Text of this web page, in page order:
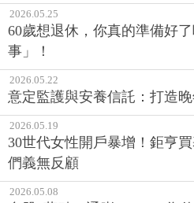
2026.05.25
60歲想退休，你真的準備好
事」！
2026.05.22
意定監護與安養信託：打造
2026.05.19
30世代女性開戶暴增！鉅亨
們義無反顧
2026.05.08